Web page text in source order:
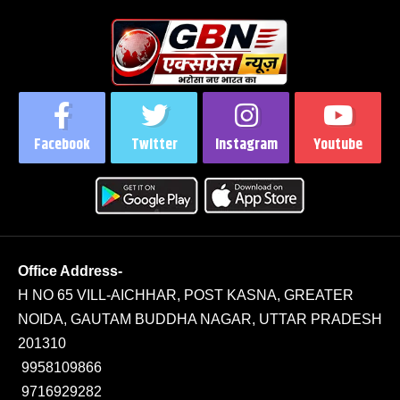
Office Address-
H NO 65 VILL-AICHHAR, POST KASNA, GREATER
NOIDA, GAUTAM BUDDHA NAGAR, UTTAR PRADESH
201310
9958109866
9716929282
Facebook Twitter Instagram Youtube